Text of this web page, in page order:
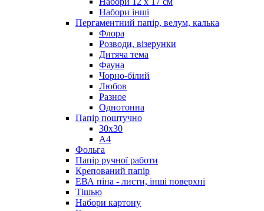
Набори інші
Пергаментний папір, велум, калька
Флора
Розводи, візерунки
Дитяча тема
Фауна
Чорно-білий
Любов
Разное
Однотонна
Папір поштучно
30х30
А4
Фольга
Папір ручної работи
Крепований папір
ЕВА піна - листи, інші поверхні
Тішью
Набори картону